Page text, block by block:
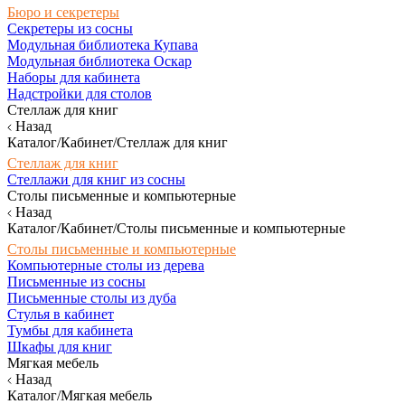
Бюро и секретеры
Секретеры из сосны
Модульная библиотека Купава
Модульная библиотека Оскар
Наборы для кабинета
Надстройки для столов
Стеллаж для книг
Назад
Каталог/Кабинет/Стеллаж для книг
Стеллаж для книг
Стеллажи для книг из сосны
Столы письменные и компьютерные
Назад
Каталог/Кабинет/Столы письменные и компьютерные
Столы письменные и компьютерные
Компьютерные столы из дерева
Письменные из сосны
Письменные столы из дуба
Стулья в кабинет
Тумбы для кабинета
Шкафы для книг
Мягкая мебель
Назад
Каталог/Мягкая мебель